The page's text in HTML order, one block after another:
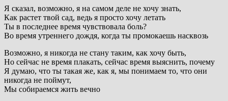
Я сказал, возможно, я на самом деле не хочу знать,
Как растет твой сад, ведь я просто хочу летать
Ты в последнее время чувствовала боль?
Во время утреннего дождя, когда ты промокаешь насквозь
Возможно, я никогда не стану таким, как хочу быть,
Но сейчас не время плакать, сейчас время выяснить, почему
Я думаю, что ты такая же, как я, мы понимаем то, что они
никогда не поймут,
Мы собираемся жить вечно